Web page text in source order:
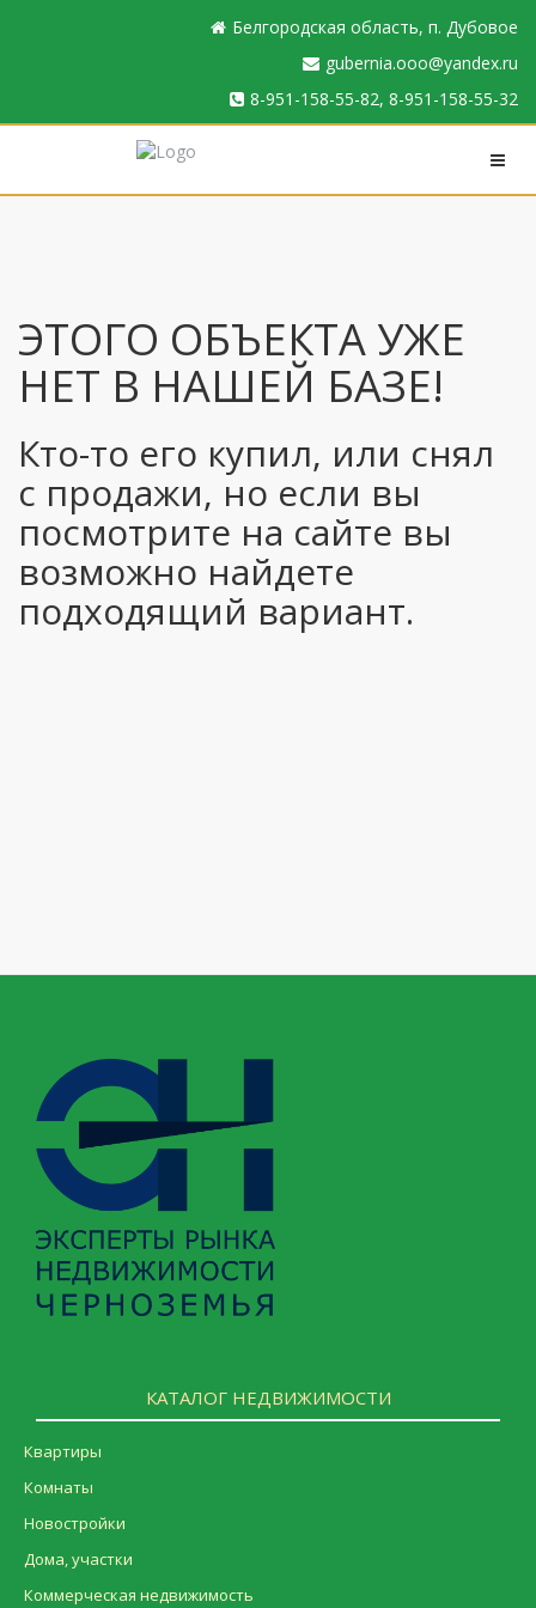
Белгородская область, п. Дубовое
gubernia.ooo@yandex.ru
8-951-158-55-82, 8-951-158-55-32
ЭТОГО ОБЪЕКТА УЖЕ
НЕТ В НАШЕЙ БАЗЕ!
Кто-то его купил, или снял
с продажи, но если вы
посмотрите на сайте вы
возможно найдете
подходящий вариант.
КАТАЛОГ НЕДВИЖИМОСТИ
Квартиры
Комнаты
Новостройки
Дома, участки
Коммерческая недвижимость